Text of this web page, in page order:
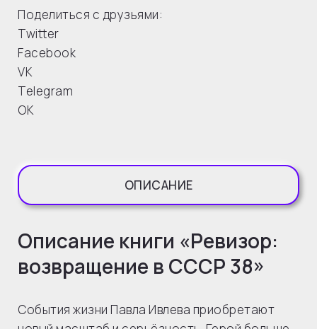
Поделиться с друзьями:
Twitter
Facebook
VK
Telegram
OK
ОПИСАНИЕ
Описание книги «Ревизор:
возвращение в СССР 38»
События жизни Павла Ивлева приобретают